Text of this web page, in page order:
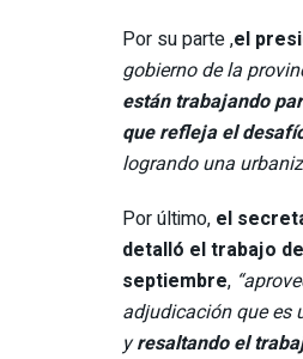
Por su parte ,el
gobierno de la
están trabajando
que refleja el
logrando una
Por último, el
detalló el trabajo
septiembre,
adjudicación que es
yresaltando el